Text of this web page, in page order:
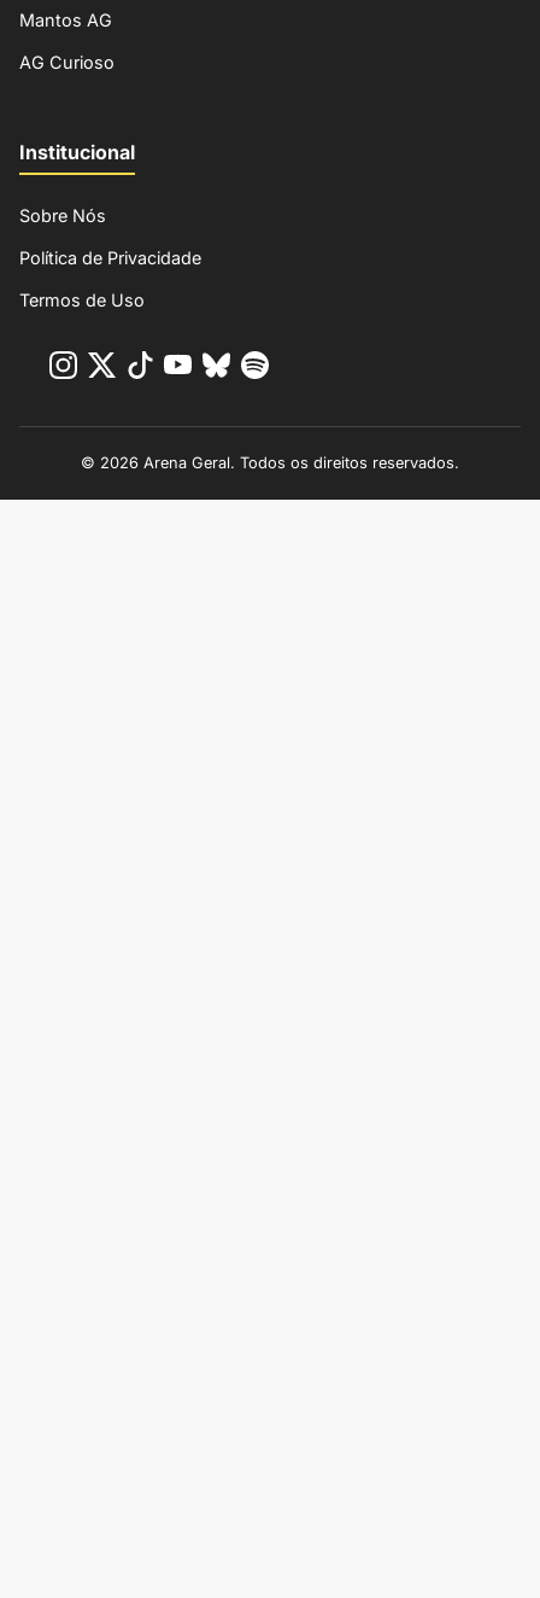
Mantos AG
AG Curioso
Institucional
Sobre Nós
Política de Privacidade
Termos de Uso
© 2026 Arena Geral. Todos os direitos reservados.